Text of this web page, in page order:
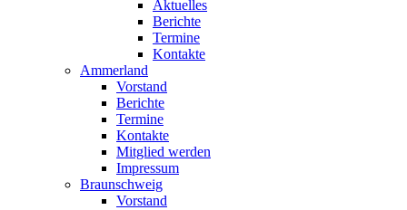
Aktuelles
Berichte
Termine
Kontakte
Ammerland
Vorstand
Berichte
Termine
Kontakte
Mitglied werden
Impressum
Braunschweig
Vorstand